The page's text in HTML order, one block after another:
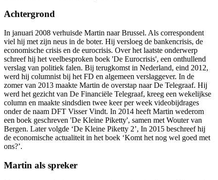
Achtergrond
In januari 2008 verhuisde Martin naar Brussel. Als correspondent
viel hij met zijn neus in de boter. Hij versloeg de bankencrisis, de
economische crisis en de eurocrisis. Over het laatste onderwerp
schreef hij het veelbesproken boek 'De Eurocrisis', een onthullend
verslag van politiek falen. Bij terugkomst in Nederland, eind 2012,
werd hij columnist bij het FD en algemeen verslaggever. In de
zomer van 2013 maakte Martin de overstap naar De Telegraaf. Hij
werd het gezicht van De Financiële Telegraaf, kreeg een wekelijkse
column en maakte sindsdien twee keer per week videobijdrages
onder de naam DFT Visser Vindt. In 2014 heeft Martin wederom
een boek geschreven 'De Kleine Piketty', samen met Wouter van
Bergen. Later volgde ‘De Kleine Piketty 2’, In 2015 beschreef hij
de economische actualiteit in het boek ‘Komt het nog wel goed met
ons?’.
Martin als spreker